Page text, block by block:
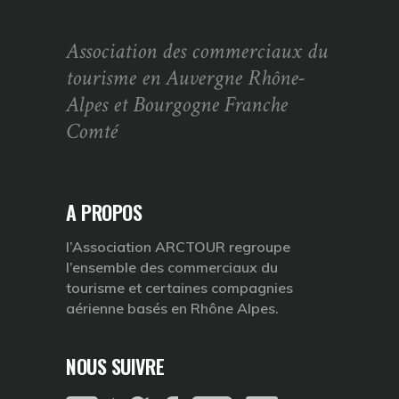
Association des commerciaux du
tourisme en Auvergne Rhône-
Alpes et Bourgogne Franche
Comté
A PROPOS
l’Association ARCTOUR regroupe
l’ensemble des commerciaux du
tourisme et certaines compagnies
aérienne basés en Rhône Alpes.
NOUS SUIVRE